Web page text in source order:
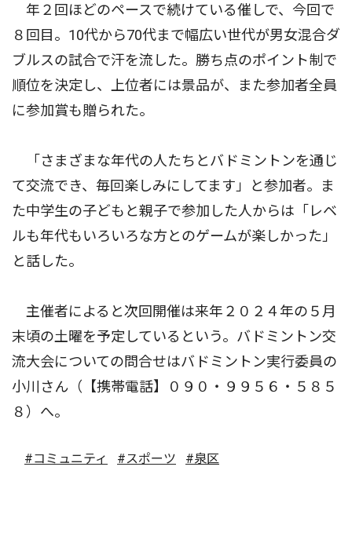
年２回ほどのペースで続けている催しで、今回で
８回目。10代から70代まで幅広い世代が男女混合ダ
ブルスの試合で汗を流した。勝ち点のポイント制で
順位を決定し、上位者には景品が、また参加者全員
に参加賞も贈られた。
「さまざまな年代の人たちとバドミントンを通じ
て交流でき、毎回楽しみにしてます」と参加者。ま
た中学生の子どもと親子で参加した人からは「レベ
ルも年代もいろいろな方とのゲームが楽しかった」
と話した。
主催者によると次回開催は来年２０２４年の５月
末頃の土曜を予定しているという。バドミントン交
流大会についての問合せはバドミントン実行委員の
小川さん（【携帯電話】０９０・９９５６・５８５
８）へ。
#コミュニティ #スポーツ #泉区